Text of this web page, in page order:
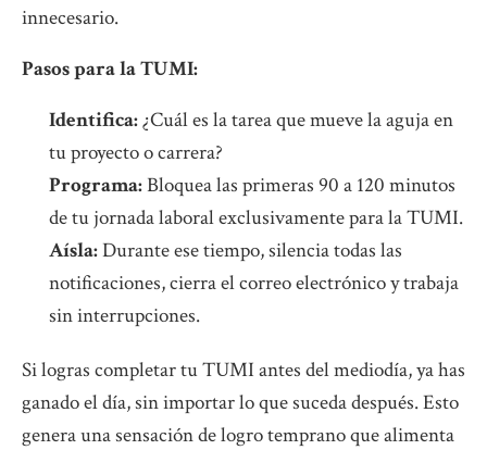
innecesario.
Pasos para la TUMI:
Identifica:¿Cuál es la tarea que mueve la aguja en
tu proyecto o carrera?
Programa:Bloquea las primeras 90 a 120 minutos
de tu jornada laboral exclusivamente para la TUMI.
Aísla:Durante ese tiempo, silencia todas las
notificaciones, cierra el correo electrónico y trabaja
sin interrupciones.
Si logras completar tu TUMI antes del mediodía, ya has
ganado el día, sin importar lo que suceda después. Esto
genera una sensación de logro temprano que alimenta